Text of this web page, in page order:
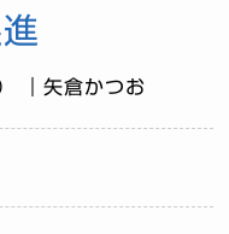
矢倉かつお